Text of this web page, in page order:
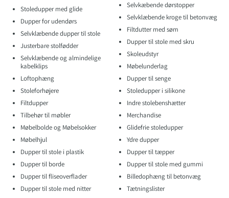
Stoledupper med glide
Dupper for udendørs
Selvklæbende dupper til stole
Justerbare stolfødder
Selvklæbende og almindelige
kabelklips
Loftophæng
Stoleforhøjere
Filtdupper
Tilbehør til møbler
Møbelbolde og Møbelsokker
Møbelhjul
Dupper til stole i plastik
Dupper til borde
Dupper til fliseoverflader
Dupper til stole med nitter
Selvkæbende dørstopper
Selvklæbende kroge til betonvæg
Filtdutter med søm
Dupper til stole med skru
Skoleudstyr
Møbelunderlag
Dupper til senge
Stoledupper i silikone
Indre stolebenshætter
Merchandise
Glidefrie stoledupper
Ydre dupper
Dupper til tæpper
Dupper til stole med gummi
Billedophæng til betonvæg
Tætningslister